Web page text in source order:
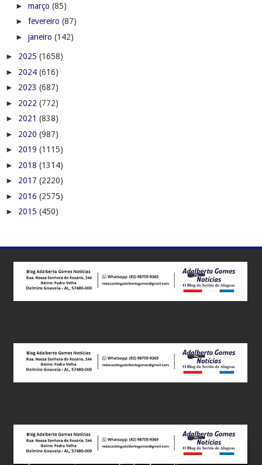
Este site utiliza cookies para melhorar sua experiência e
► março (85)
► fevereiro (87)
► janeiro (142)
► 2025 (1658)
► 2024 (616)
► 2023 (687)
► 2022 (772)
► 2021 (838)
► 2020 (987)
► 2019 (1115)
► 2018 (1314)
► 2017 (2220)
► 2016 (2575)
► 2015 (450)